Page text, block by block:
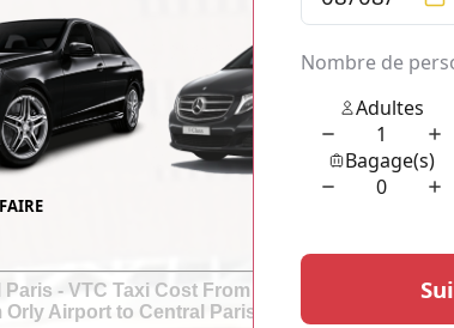
Paris - VTC Taxi Cost From Orly Airport to Central
Airport to Central Paris